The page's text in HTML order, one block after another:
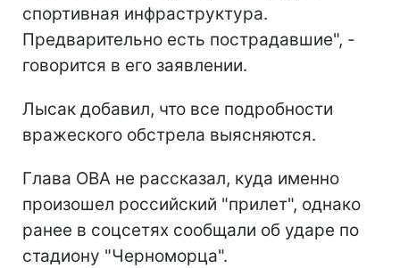
спортивная инфраструктура.
Предварительно есть пострадавшие", -
говорится в его заявлении.
Лысак добавил, что все подробности
вражеского обстрела выясняются.
Глава ОВА не рассказал, куда именно
произошел российский "прилет", однако
ранее в соцсетях сообщали об ударе по
стадиону "Черноморца".